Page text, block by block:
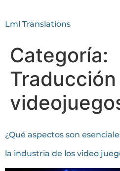
Lml Translations
Categoría:
Traducción
¿Qué aspectos son
la industria de los video